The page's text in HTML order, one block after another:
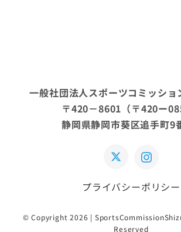
一般社団法人スポーツコミッシ
〒420－8601（〒420ー
静岡県静岡市葵区追手町9
プライバシーポリシー
© Copyright 2026 |
Reserved